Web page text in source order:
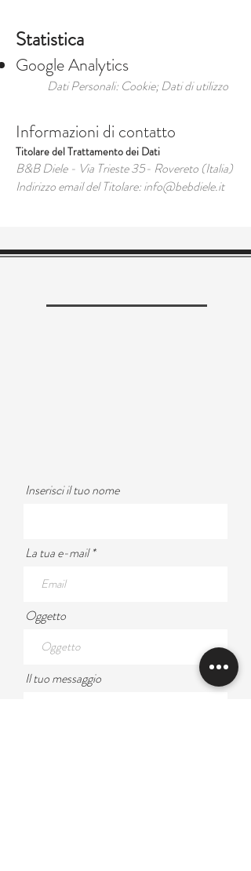
Statistica
Google Analytics
Dati Personali: Cookie; Dati di utilizzo
Informazioni di contatto
Titolare del Trattamento dei Dati
B&B Diele - Via Trieste 35- Rovereto (Italia)
Indirizzo email del Titolare:info@bebdiele.it
Inserisci il tuo nome
La tua e-mail
Oggetto
Il tuo messaggio